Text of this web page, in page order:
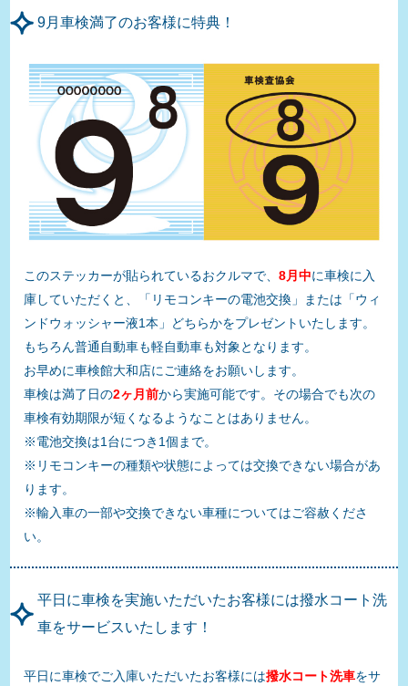
9月車検満了のお客様に特典！
このステッカーが貼られているおクルマで、8月中に車検に入
庫していただくと、「リモコンキーの電池交換」または「ウィ
ンドウォッシャー液1本」どちらかをプレゼントいたします。
もちろん普通自動車も軽自動車も対象となります。
お早めに車検館大和店にご連絡をお願いします。
車検は満了日の2ヶ月前から実施可能です。その場合でも次の
車検有効期限が短くなるようなことはありません。
※電池交換は1台につき1個まで。
※リモコンキーの種類や状態によっては交換できない場合があ
ります。
※輸入車の一部や交換できない車種についてはご容赦くださ
い。
平日に車検を実施いただいたお客様には撥水コート洗
車をサービスいたします！
平日に車検でご入庫いただいたお客様には撥水コート洗車をサ